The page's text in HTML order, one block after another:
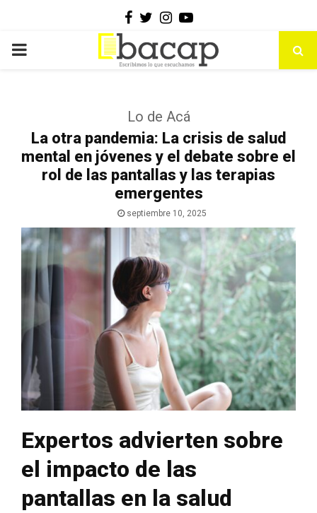
Facebook
Twitter
Instagram
Youtube
PRIMARY
Lo de Acá
La otra pandemia: La crisis de salud
mental en jóvenes y el debate sobre el
rol de las pantallas y las terapias
emergentes
septiembre 10, 2025
Expertos advierten sobre
el impacto de las
pantallas en la salud